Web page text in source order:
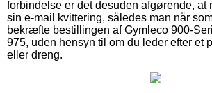
forbindelse er det desuden afgørende, at
sin e-mail kvittering, således man når
bekræfte bestillingen af Gymleco 900-
975, uden hensyn til om du leder efter et
eller dreng.